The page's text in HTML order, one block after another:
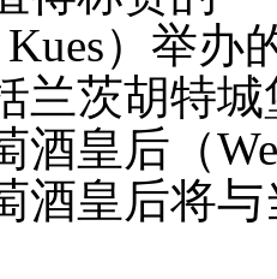
Kues）举
兰茨胡特城
酒皇后（
酒皇后将